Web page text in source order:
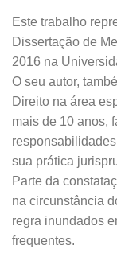
Este trabalho
Dissertação de
2016 na
O seu autor,
Direito na área
mais de 10 anos,
sua prática
Parte da
na circunstância
regra inundados
frequentes.